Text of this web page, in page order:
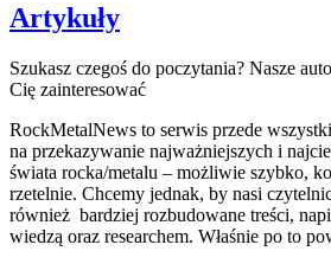
Artykuły
Szukasz czegoś do poczytania? Nasze
Cię zainteresować
RockMetalNews to serwis przede
na przekazywanie najważniejszych i
świata rocka/metalu – możliwie szybko,
rzetelnie. Chcemy jednak, by nasi
również bardziej rozbudowane treści,
wiedzą oraz researchem. Właśnie po to